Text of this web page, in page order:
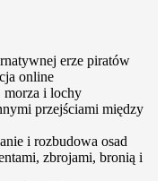
erze piratów
online
morza i lochy
przejściami między
i rozbudowa osad
zbrojami, bronią i